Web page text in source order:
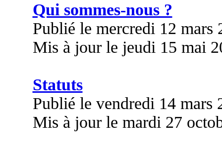
Qui sommes-nous ?
Publié le mercredi 12 mars
Mis à jour le jeudi 15 mai
Statuts
Publié le vendredi 14 mars
Mis à jour le mardi 27